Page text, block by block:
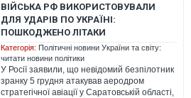
ВІЙСЬКА РФ ВИКОРИСТОВУВАЛИ
ДЛЯ УДАРІВ ПО УКРАЇНІ:
ПОШКОДЖЕНО ЛІТАКИ
Категорія: Політичні новини України та світу:
читати новини політики
У Росії заявили, що невідомий безпілотник
зранку 5 грудня атакував аеродром
стратегічної авіації у Саратовській області,